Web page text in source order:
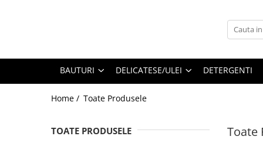
PARFUMURI
BAUTURI DELICATESE/ULEI DETERGENTI
Home / Toate Produsele
Toate
TOATE PRODUSELE